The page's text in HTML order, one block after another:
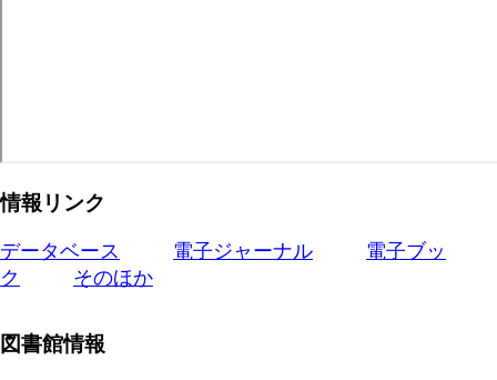
情報リンク
データベース 電子ジャーナル
電子ブッ
ク
そのほか
図書館情報